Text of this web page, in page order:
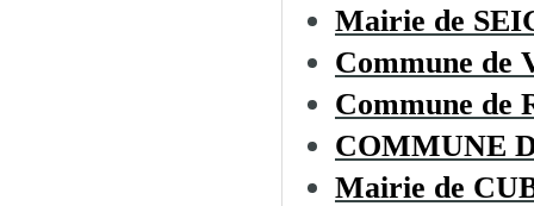
Mairie de
Commune
Commune de
COMMUNE
Mairie de